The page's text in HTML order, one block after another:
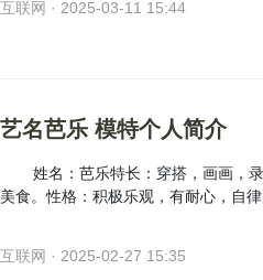
互联网 · 2025-03-11 15:44
艺名芭乐 模特个人简介
姓名：芭乐特长：穿搭，画画，
美食。性格：积极乐观，有耐心，自律
互联网 · 2025-02-27 15:35